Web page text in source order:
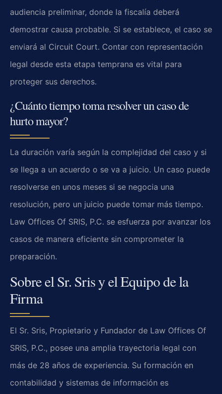
audiencia preliminar, donde la fiscalía deberá
demostrar causa probable. Si se establece, el caso se
enviará al Circuit Court. Contar con representación
legal desde esta etapa temprana es vital para
proteger sus derechos.
¿Cuánto tiempo toma resolver un caso de
hurto mayor?
La duración varía según la complejidad del caso y si
se llega a un acuerdo o se va a juicio. Un caso puede
resolverse en unos meses si se negocia una
resolución, pero un juicio puede tomar más tiempo.
Law Offices Of SRIS, P.C. se esfuerza por avanzar los
casos de manera eficiente sin comprometer la
preparación.
Sobre el Sr. Sris y el Equipo de la
Firma
El Sr. Sris, Propietario y Fundador de Law Offices Of
SRIS, P.C., posee una amplia trayectoria legal con
más de 28 años de experiencia. Su formación en
contabilidad y sistemas de información es